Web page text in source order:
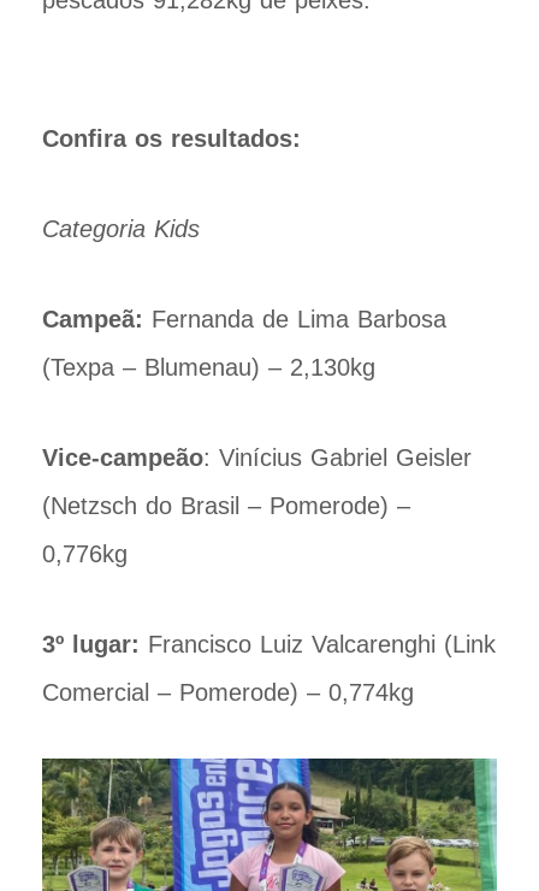
Confira os resultados:
Categoria Kids
Campeã: Fernanda de Lima Barbosa
(Texpa – Blumenau) – 2,130kg
Vice-campeão: Vinícius Gabriel Geisler
(Netzsch do Brasil – Pomerode) –
0,776kg
3º lugar: Francisco Luiz Valcarenghi (Link
Comercial – Pomerode) – 0,774kg